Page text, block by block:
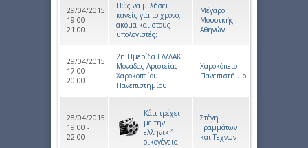
29/04/2015
19:00 -
21:00
Πώς να μιλήσει
κανείς για το χρόνο,
ακόμα και στους
υπολογιστές;
Μέγαρο
Μουσικής
Αθηνών
29/04/2015
17:00 -
20:00
2η Ημερίδα ΕΛ/ΛΑΚ
Μονάδας Αριστείας
Χαροκοπείου
Πανεπιστημίου
Χαροκόπειο
Πανεπιστήμιο
28/04/2015
19:00 -
22:00
Κάτι τρέχει
με την
ελληνική
οικογένεια
Στέγη
Γραμμάτων
και Τεχνών